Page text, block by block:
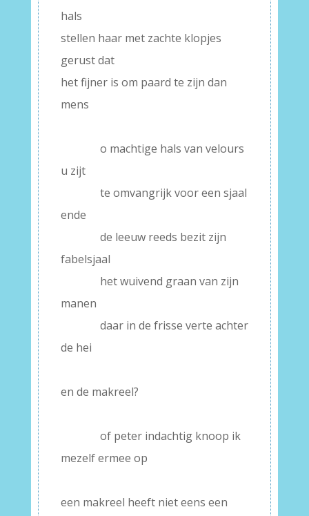
hals
stellen haar met zachte klopjes
gerust dat
het fijner is om paard te zijn dan
mens
o machtige hals van velours
u zijt
te omvangrijk voor een sjaal
ende
de leeuw reeds bezit zijn
fabelsjaal
het wuivend graan van zijn
manen
daar in de frisse verte achter
de hei
en de makreel?
of peter indachtig knoop ik
mezelf ermee op
een makreel heeft niet eens een